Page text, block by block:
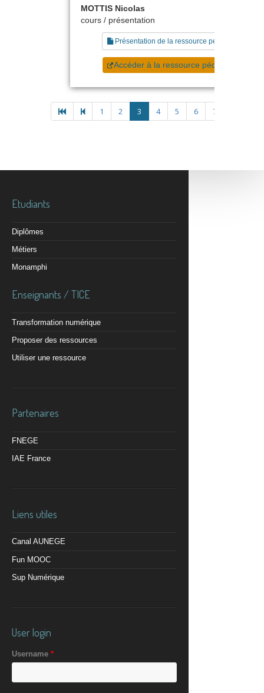
MOTTIS Nicolas
cours / présentation
Présentation de la ressource pédagogique
Accéder à la ressource pédagogique
1 2 3 4 5 6 7
Etudiants
Diplômes
Métiers
Monamphi
Enseignants / TICE
Transformation numérique
Proposer des ressources
Utiliser une ressource
Partenaires
FNEGE
IAE France
Liens utiles
Canal AUNEGE
Fun MOOC
Sup Numérique
User login
Username *